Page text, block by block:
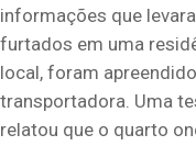
informações que
furtados em uma
local, foram
transportadora. Uma
relatou que o quarto